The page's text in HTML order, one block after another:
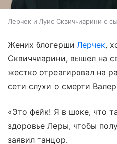
Лерчек и Луис Сквиччиарини с
Жених блогерши Лерчек,
Сквиччиарини, вышел на
жестко отреагировал на
сети слухи о смерти
«Это фейк! Я в шоке, что
здоровье Леры, чтобы
заявил танцор.